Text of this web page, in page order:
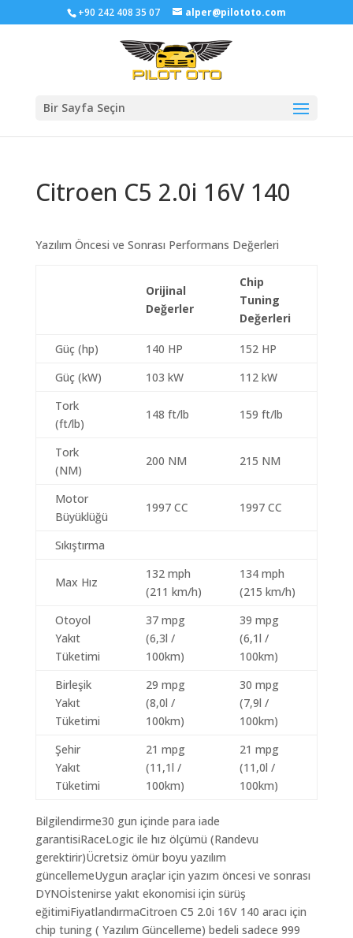
+90 242 408 35 07 alper@pilototo.com
Bir Sayfa Seçin
Citroen C5 2.0i 16V 140
Yazılım Öncesi ve Sonrası Performans Değerleri
Orijinal
Değerler
Chip
Tuning
Değerleri
Güç (hp) 140 HP
152 HP
Güç (kW)
103 kW
112 kW
Tork
(ft/lb)
148 ft/lb 159 ft/lb
Tork
(NM)
200 NM 215 NM
Motor
Büyüklüğü
1997 CC 1997 CC
Sıkıştırma
Max Hız
132 mph
(211 km/h)
134 mph
(215 km/h)
Otoyol
Yakıt
Tüketimi
37 mpg
(6,3l /
100km)
39 mpg
(6,1l /
100km)
Birleşik
Yakıt
Tüketimi
29 mpg
(8,0l /
100km)
30 mpg
(7,9l /
100km)
Şehir
Yakıt
Tüketimi
21 mpg
(11,1l /
100km)
21 mpg
(11,0l /
100km)
Bilgilendirme30 gun içinde para iade
garantisiRaceLogic ile hız ölçümü (Randevu
gerektirir)Ücretsiz ömür boyu yazılım
güncellemeUygun araçlar için yazım öncesi ve sonrası
DYNOİstenirse yakıt ekonomisi için sürüş
eğitimiFiyatlandırmaCitroen C5 2.0i 16V 140 aracı için
chip tuning ( Yazılım Güncelleme) bedeli sadece 999